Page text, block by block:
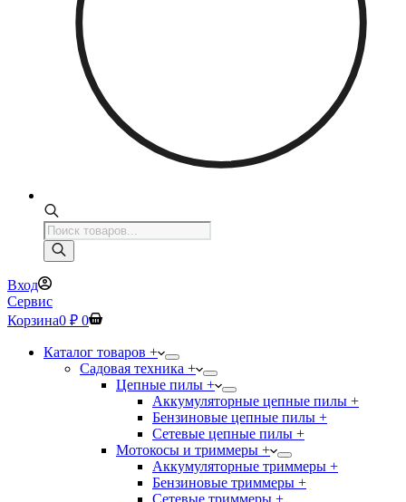
Поиск
товаров
Вход
Сервис
Корзина0 ₽ 0
Каталог товаров +
Садовая техника +
Цепные пилы +
Аккумуляторные цепные пилы +
Бензиновые цепные пилы +
Сетевые цепные пилы +
Мотокосы и триммеры +
Аккумуляторные триммеры +
Бензиновые триммеры +
Сетевые триммеры +